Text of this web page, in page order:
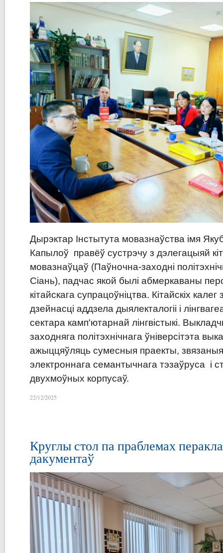
Дырэктар Інстытута мовазнаўства імя
Капылоў правёў сустрэчу з дэлегацыяй
мовазнаўцаў (Паўночна-заходні
Сіань), падчас якой былі абмеркаваны
кітайскага супрацоўніцтва. Кітайскіх калег
дзейнасці аддзела дыялекталогіі і
сектара камп'ютарнай лінгвістыкі.
заходняга політэхнічнага ўніверсітэта
ажыццяўляць сумесныя праекты,
электроннага семантычнага тэзаўруса і
двухмоўных корпусаў.
22/12/2025
Круглы стол па праблемах
дакументаў